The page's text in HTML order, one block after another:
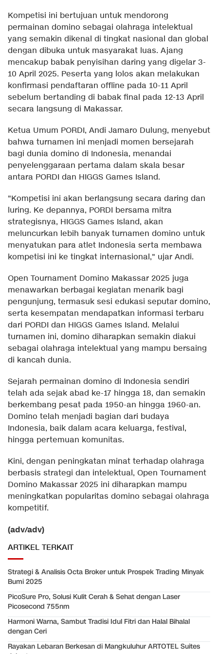
Kompetisi ini bertujuan untuk mendorong
permainan domino sebagai olahraga intelektual
yang semakin dikenal di tingkat nasional dan global
dengan dibuka untuk masyarakat luas. Ajang
mencakup babak penyisihan daring yang digelar 3-
10 April 2025. Peserta yang lolos akan melakukan
konfirmasi pendaftaran offline pada 10-11 April
sebelum bertanding di babak final pada 12-13 April
secara langsung di Makassar.
Ketua Umum PORDI, Andi Jamaro Dulung, menyebut
bahwa turnamen ini menjadi momen bersejarah
bagi dunia domino di Indonesia, menandai
penyelenggaraan pertama dalam skala besar
antara PORDI dan HIGGS Games Island.
"Kompetisi ini akan berlangsung secara daring dan
luring. Ke depannya, PORDI bersama mitra
strategisnya, HIGGS Games Island, akan
meluncurkan lebih banyak turnamen domino untuk
menyatukan para atlet Indonesia serta membawa
kompetisi ini ke tingkat internasional," ujar Andi.
Open Tournament Domino Makassar 2025 juga
menawarkan berbagai kegiatan menarik bagi
pengunjung, termasuk sesi edukasi seputar domino,
serta kesempatan mendapatkan informasi terbaru
dari PORDI dan HIGGS Games Island. Melalui
turnamen ini, domino diharapkan semakin diakui
sebagai olahraga intelektual yang mampu bersaing
di kancah dunia.
Sejarah permainan domino di Indonesia sendiri
telah ada sejak abad ke-17 hingga 18, dan semakin
berkembang pesat pada 1950-an hingga 1960-an.
Domino telah menjadi bagian dari budaya
Indonesia, baik dalam acara keluarga, festival,
hingga pertemuan komunitas.
Kini, dengan peningkatan minat terhadap olahraga
berbasis strategi dan intelektual, Open Tournament
Domino Makassar 2025 ini diharapkan mampu
meningkatkan popularitas domino sebagai olahraga
kompetitif.
(adv/adv)
ARTIKEL TERKAIT
Strategi & Analisis Octa Broker untuk Prospek Trading Minyak
Bumi 2025
PicoSure Pro, Solusi Kulit Cerah & Sehat dengan Laser
Picosecond 755nm
Harmoni Warna, Sambut Tradisi Idul Fitri dan Halal Bihalal
dengan Ceri
Rayakan Lebaran Berkesan di Mangkuluhur ARTOTEL Suites